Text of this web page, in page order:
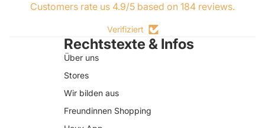
Customers rate us 4.9/5 based on 184 reviews.
Verifiziert
Rechtstexte & Infos
Über uns
Stores
Wir bilden aus
Freundinnen Shopping